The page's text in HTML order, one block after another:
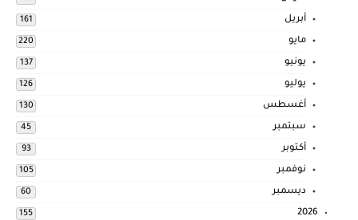
أبريل 161
مايو 220
يونيو 137
يوليو 126
أغسطس 130
سبتمبر 45
أكتوبر 93
نوفمبر 105
ديسمبر 60
2026
155